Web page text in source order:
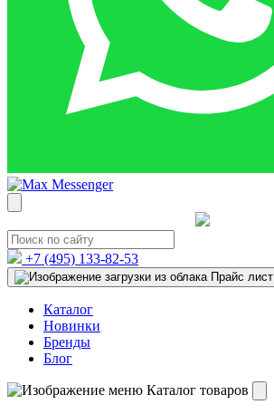
+7 (495) 133-82-53
Прайс лист
Каталог
Новинки
Бренды
Блог
Каталог товаров